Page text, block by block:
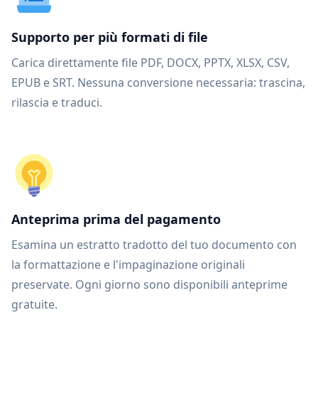
Supporto per più formati di file
Carica direttamente file PDF, DOCX, PPTX, XLSX, CSV,
EPUB e SRT. Nessuna conversione necessaria: trascina,
rilascia e traduci.
Anteprima prima del pagamento
Esamina un estratto tradotto del tuo documento con
la formattazione e l'impaginazione originali
preservate. Ogni giorno sono disponibili anteprime
gratuite.